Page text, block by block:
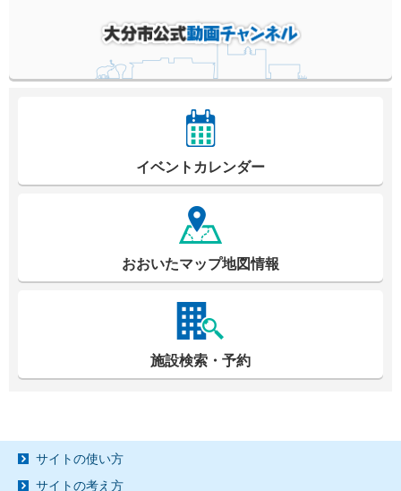
イベントカレンダー
おおいたマップ地図情報
施設検索・予約
サイトの使い方
サイトの考え方